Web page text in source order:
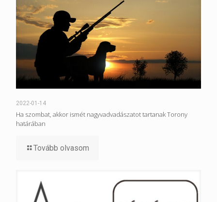
2022-01-14
Ha szombat, akkor ismét nagyvadvadászatot tartanak Torony
határában
Tovább olvasom